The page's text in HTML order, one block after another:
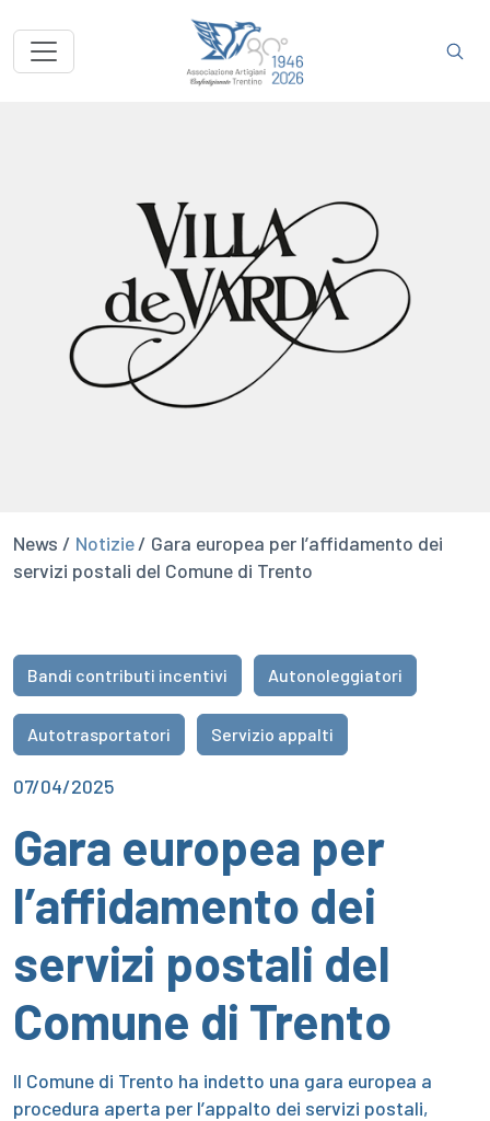
News / Notizie/ Gara europea per l’affidamento dei
servizi postali del Comune di Trento
Bandi contributi incentivi Autonoleggiatori
Autotrasportatori Servizio appalti
07/04/2025
Gara europea per
l’affidamento dei
servizi postali del
Comune di Trento
Il Comune di Trento ha indetto una gara europea a
procedura aperta per l’appalto dei servizi postali,